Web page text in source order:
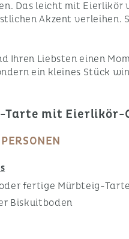
Das leicht mit Eierlikör
Akzent verleihen.
Ihren Liebsten einen
ein kleines Stück
mit Eierlikör-
fertige Mürbteig-
Biskuitboden